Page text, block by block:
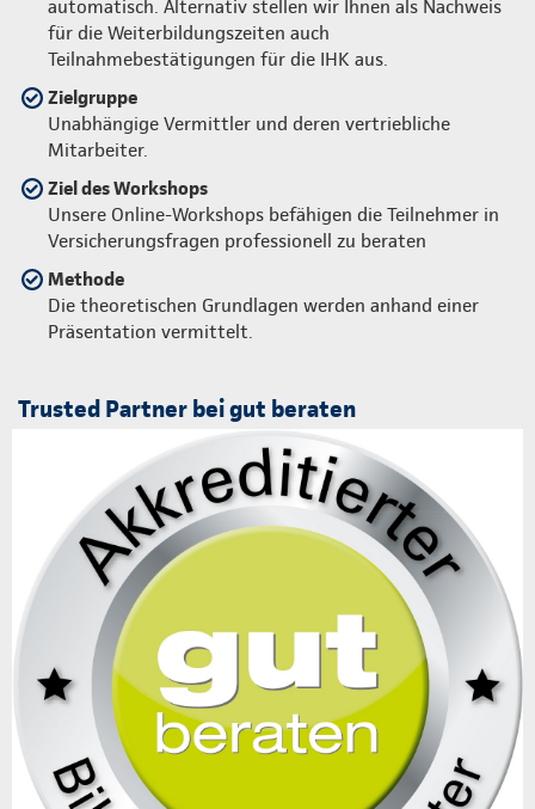
automatisch. Alternativ stellen wir Ihnen als Nachweis
für die Weiterbildungszeiten auch
Teilnahmebestätigungen für die IHK aus.
Zielgruppe
Unabhängige Vermittler und deren vertriebliche
Mitarbeiter.
Ziel des Workshops
Unsere Online-Workshops befähigen die Teilnehmer in
Versicherungsfragen professionell zu beraten
Methode
Die theoretischen Grundlagen werden anhand einer
Präsentation vermittelt.
Trusted Partner bei gut beraten